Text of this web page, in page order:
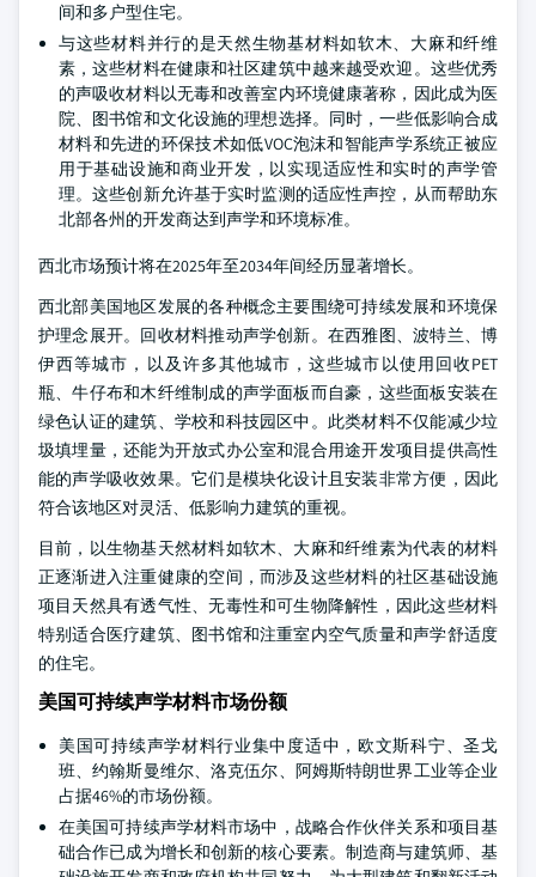
间和多户型住宅。
与这些材料并行的是天然生物基材料如软木、大麻和纤维
素，这些材料在健康和社区建筑中越来越受欢迎。这些优秀
的声吸收材料以无毒和改善室内环境健康著称，因此成为医
院、图书馆和文化设施的理想选择。同时，一些低影响合成
材料和先进的环保技术如低VOC泡沫和智能声学系统正被应
用于基础设施和商业开发，以实现适应性和实时的声学管
理。这些创新允许基于实时监测的适应性声控，从而帮助东
北部各州的开发商达到声学和环境标准。
西北市场预计将在2025年至2034年间经历显著增长。
西北部美国地区发展的各种概念主要围绕可持续发展和环境保
护理念展开。回收材料推动声学创新。在西雅图、波特兰、博
伊西等城市，以及许多其他城市，这些城市以使用回收PET
瓶、牛仔布和木纤维制成的声学面板而自豪，这些面板安装在
绿色认证的建筑、学校和科技园区中。此类材料不仅能减少垃
圾填埋量，还能为开放式办公室和混合用途开发项目提供高性
能的声学吸收效果。它们是模块化设计且安装非常方便，因此
符合该地区对灵活、低影响力建筑的重视。
目前，以生物基天然材料如软木、大麻和纤维素为代表的材料
正逐渐进入注重健康的空间，而涉及这些材料的社区基础设施
项目天然具有透气性、无毒性和可生物降解性，因此这些材料
特别适合医疗建筑、图书馆和注重室内空气质量和声学舒适度
的住宅。
美国可持续声学材料市场份额
美国可持续声学材料行业集中度适中，欧文斯科宁、圣戈
班、约翰斯曼维尔、洛克伍尔、阿姆斯特朗世界工业等企业
占据46%的市场份额。
在美国可持续声学材料市场中，战略合作伙伴关系和项目基
础合作已成为增长和创新的核心要素。制造商与建筑师、基